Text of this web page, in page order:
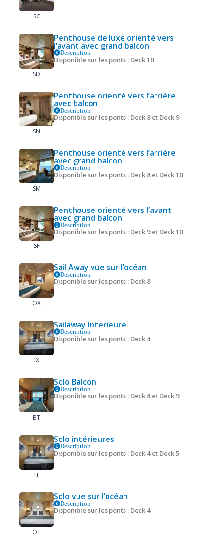
SC
SD
Penthouse de luxe orienté vers
l’avant avec grand balcon
Description
Disponible sur les ponts : Deck 10
SN
Penthouse orienté vers l’arrière
avec balcon
Description
Disponible sur les ponts : Deck 8 et Deck 9
SM
Penthouse orienté vers l’arrière
avec grand balcon
Description
Disponible sur les ponts : Deck 8 et Deck 10
SF
Penthouse orienté vers l’avant
avec grand balcon
Description
Disponible sur les ponts : Deck 9 et Deck 10
OX
Sail Away vue sur l’océan
Description
Disponible sur les ponts : Deck 8
IX
Sailaway Interieure
Description
Disponible sur les ponts : Deck 4
BT
Solo Balcon
Description
Disponible sur les ponts : Deck 8 et Deck 9
IT
Solo intérieures
Description
Disponible sur les ponts : Deck 4 et Deck 5
OT
Solo vue sur l’océan
Description
Disponible sur les ponts : Deck 4